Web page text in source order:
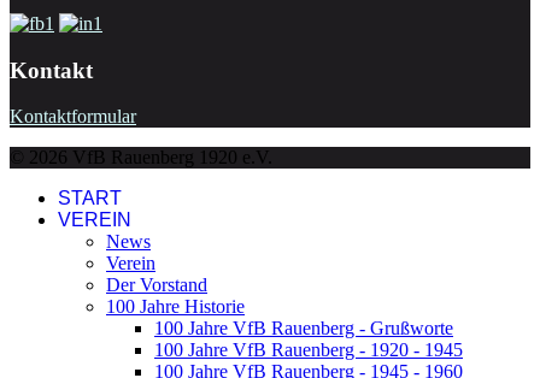
Kontakt
Kontaktformular
© 2026 VfB Rauenberg 1920 e.V.
START
VEREIN
News
Verein
Der Vorstand
100 Jahre Historie
100 Jahre VfB Rauenberg - Grußworte
100 Jahre VfB Rauenberg - 1920 - 1945
100 Jahre VfB Rauenberg - 1945 - 1960